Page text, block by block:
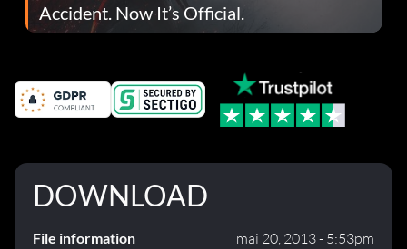
Accident. Now It’s Official.
DOWNLOAD
File information mai 20, 2013 - 5:53pm